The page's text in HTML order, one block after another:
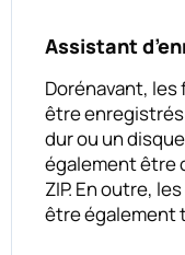
Assistant
Dorénavant,
être
dur ou un
également être
ZIP. En outre,
être également